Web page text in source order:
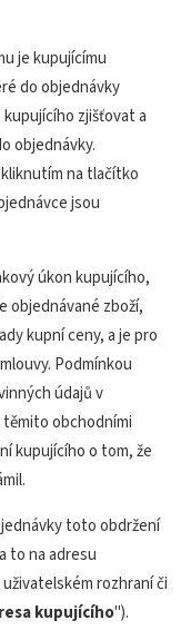
je kupujícímu
do objednávky
zjišťovat a
objednávky.
na tlačítko
jsou
úkon kupujícího,
objednávané zboží,
kupní ceny, a je pro
Podmínkou
údajů v
obchodními
kupujícího o tom, že
toto obdržení
to na adresu
rozhraní či
kupujícího").